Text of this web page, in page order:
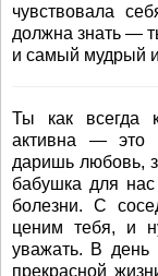
чувствовала
должна знать —
и самый мудрый
Ты как всегда
активна — это
даришь любовь,
бабушка для
болезни. С
ценим тебя, и
уважать. В день
прекрасной